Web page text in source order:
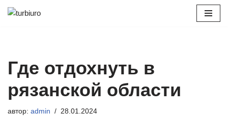
Где отдохнуть в
рязанской области
автор: admin 28.01.2024